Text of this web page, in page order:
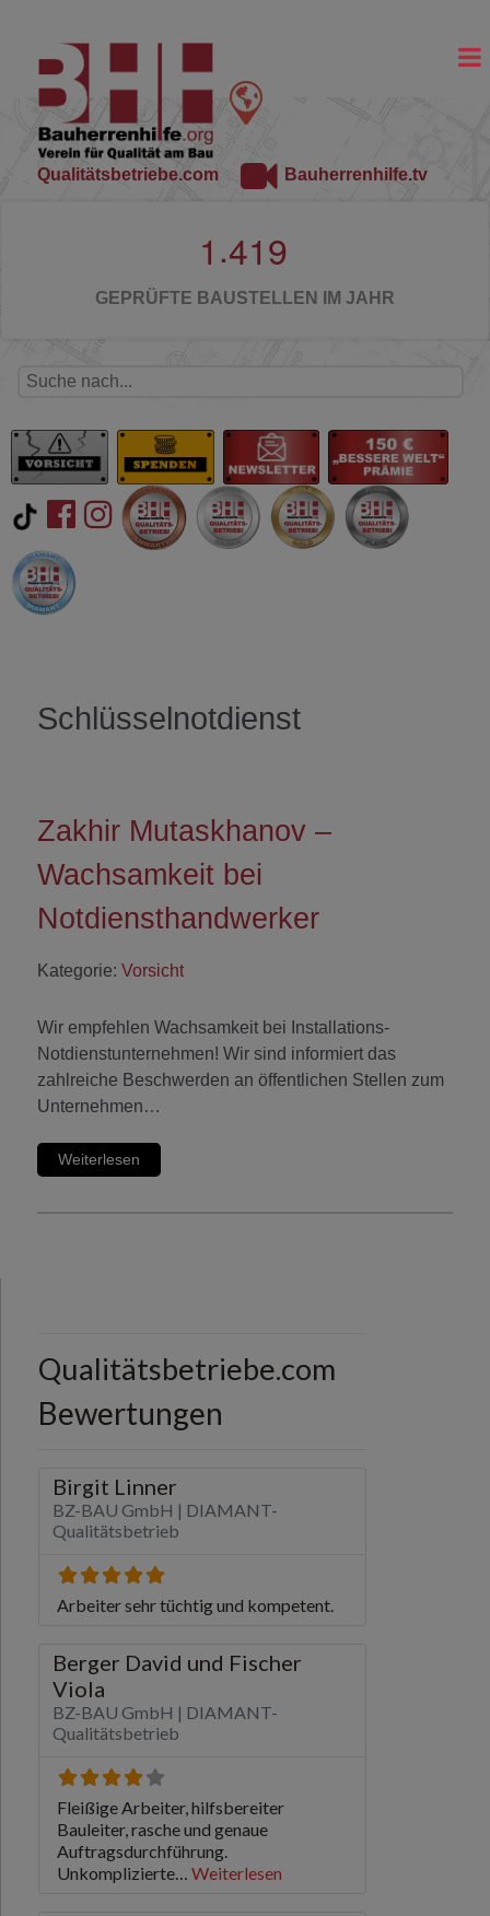
Qualitätsbetriebe.com Bauherrenhilfe.tv
1 .419
GEPRÜFTE BAUSTELLEN IM JAHR
Schlüsselnotdienst
Zakhir Mutaskhanov –
Wachsamkeit bei
Notdiensthandwerker
Kategorie: Vorsicht
Wir empfehlen Wachsamkeit bei Installations-
Notdienstunternehmen! Wir sind informiert das
zahlreiche Beschwerden an öffentlichen Stellen zum
Unternehmen…
Weiterlesen